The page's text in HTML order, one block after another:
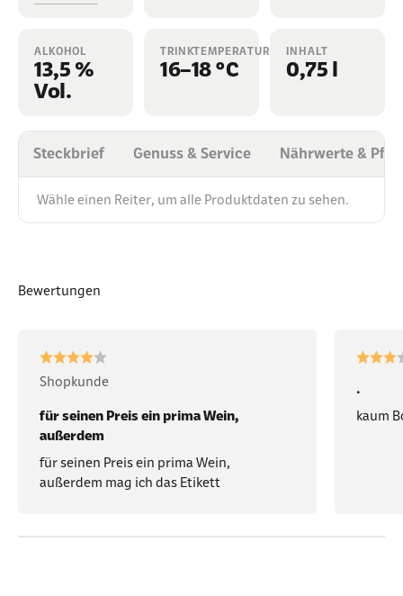
ALKOHOL
13,5 %
Vol.
TRINKTEMPERATUR
16–18 °C
INHALT
0,75 l
Steckbrief Genuss & Service Nährwerte &
Wähle einen Reiter, um alle Produktdaten zu sehen.
Bewertungen
Shopkunde
für seinen Preis ein prima Wein,
außerdem
für seinen Preis ein prima Wein,
außerdem mag ich das Etikett
.
kaum